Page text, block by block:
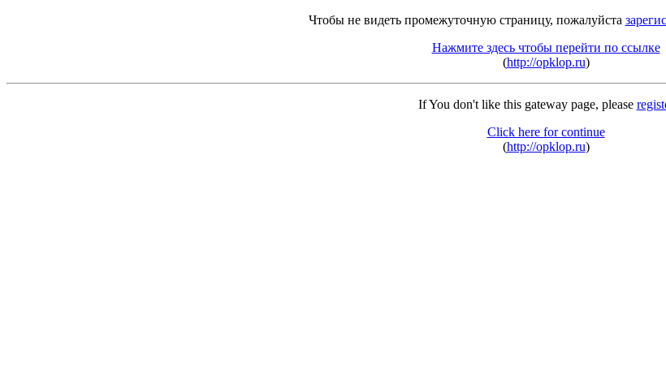
Чтобы не видеть промежуточную страницу, пожалуйста
Нажмите здесь чтобы перейти по ссылке
(http://opklop.ru)
If You don't like this gateway page, please
Click here for continue
(http://opklop.ru)